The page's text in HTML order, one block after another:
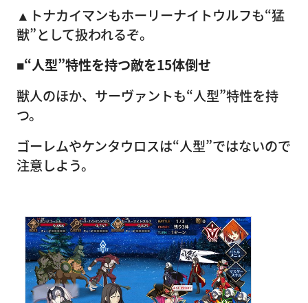
▲トナカイマンもホーリーナイトウルフも“猛
獣”として扱われるぞ。
■“人型”特性を持つ敵を15体倒せ
獣人のほか、サーヴァントも“人型”特性を持
つ。
ゴーレムやケンタウロスは“人型”ではないので
注意しよう。